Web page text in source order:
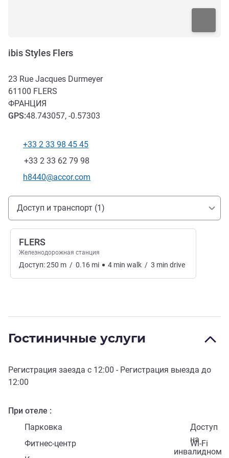
ibis Styles Flers
23 Rue Jacques Durmeyer
61100 FLERS
ФРАНЦИЯ
GPS:48.743057, -0.57303
Телефон
+33 2 33 98 45 45
Факс
+33 2 33 62 79 98
Контактный адрес электронной почты
h8440@accor.com
Доступ и транспорт
Доступ и транспорт (1)
FLERS
Железнодорожная станция
Доступ:250 m / 0.16 mi 4 min walk / 3 min drive
Гостиничные услуги
Регистрация заезда с 12:00 - Регистрация выезда до
12:00
При отеле
Парковка
Доступ
на
инвалидном
Фитнес-центр
Wi-Fi